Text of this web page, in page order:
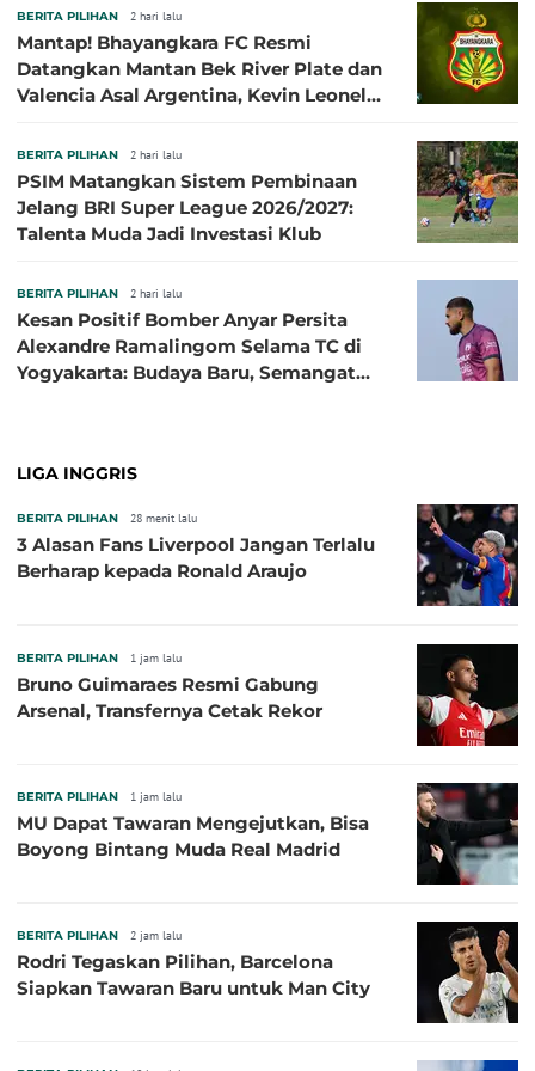
BERITA PILIHAN 2 hari lalu
Mantap! Bhayangkara FC Resmi
Datangkan Mantan Bek River Plate dan
Valencia Asal Argentina, Kevin Leonel
BERITA PILIHAN 2 hari lalu
PSIM Matangkan Sistem Pembinaan
Jelang BRI Super League 2026/2027:
Talenta Muda Jadi Investasi Klub
BERITA PILIHAN 2 hari lalu
Kesan Positif Bomber Anyar Persita
Alexandre Ramalingom Selama TC di
Yogyakarta: Budaya Baru, Semangat
LIGA INGGRIS
BERITA PILIHAN 28 menit lalu
3 Alasan Fans Liverpool Jangan Terlalu
Berharap kepada Ronald Araujo
BERITA PILIHAN 1 jam lalu
Bruno Guimaraes Resmi Gabung
Arsenal, Transfernya Cetak Rekor
BERITA PILIHAN 1 jam lalu
MU Dapat Tawaran Mengejutkan, Bisa
Boyong Bintang Muda Real Madrid
BERITA PILIHAN 2 jam lalu
Rodri Tegaskan Pilihan, Barcelona
Siapkan Tawaran Baru untuk Man City